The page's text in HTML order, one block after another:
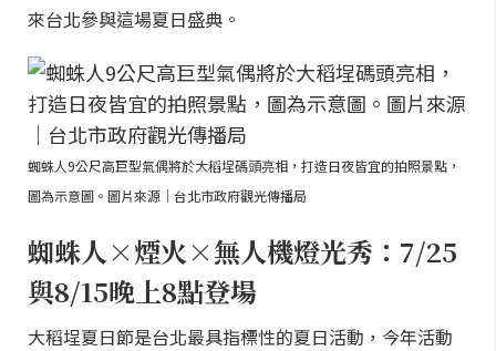
來台北參與這場夏日盛典。
蜘蛛人9公尺高巨型氣偶將於大稻埕碼頭亮相，打造日夜皆宜的拍照景點，
圖為示意圖。圖片來源｜台北市政府觀光傳播局
蜘蛛人×煙火×無人機燈光秀：7/25
與8/15晚上8點登場
大稻埕夏日節是台北最具指標性的夏日活動，今年活動